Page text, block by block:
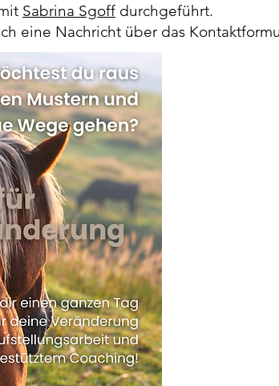
Sabrina Sgoff durchgeführt.
eine Nachricht über das